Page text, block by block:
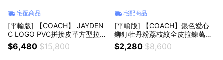
宅配商品
[平輸版] 【COACH】 JAYDEN
C LOGO PVC拼接皮革方型拉鍊
相機斜背肩背/手拿小包 真品平
輸
$6,480 $15,800
宅配商品
[平輸版] 【COACH】銀色愛心
鉚釘牡丹粉荔枝紋全皮拉鍊萬用
手拿包 真品平輸
$2,280 $8,600